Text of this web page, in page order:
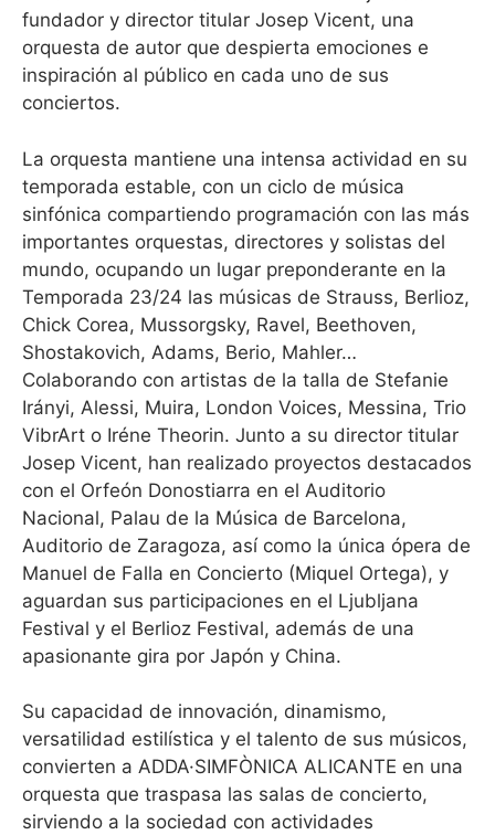
fundador y director titular Josep Vicent, una
orquesta de autor que despierta emociones e
inspiración al público en cada uno de sus
conciertos.
La orquesta mantiene una intensa actividad en su
temporada estable, con un ciclo de música
sinfónica compartiendo programación con las más
importantes orquestas, directores y solistas del
mundo, ocupando un lugar preponderante en la
Temporada 23/24 las músicas de Strauss, Berlioz,
Chick Corea, Mussorgsky, Ravel, Beethoven,
Shostakovich, Adams, Berio, Mahler…
Colaborando con artistas de la talla de Stefanie
Irányi, Alessi, Muira, London Voices, Messina, Trio
VibrArt o Iréne Theorin. Junto a su director titular
Josep Vicent, han realizado proyectos destacados
con el Orfeón Donostiarra en el Auditorio
Nacional, Palau de la Música de Barcelona,
Auditorio de Zaragoza, así como la única ópera de
Manuel de Falla en Concierto (Miquel Ortega), y
aguardan sus participaciones en el Ljubljana
Festival y el Berlioz Festival, además de una
apasionante gira por Japón y China.
Su capacidad de innovación, dinamismo,
versatilidad estilística y el talento de sus músicos,
convierten a ADDA·SIMFÒNICA ALICANTE en una
orquesta que traspasa las salas de concierto,
sirviendo a la sociedad con actividades